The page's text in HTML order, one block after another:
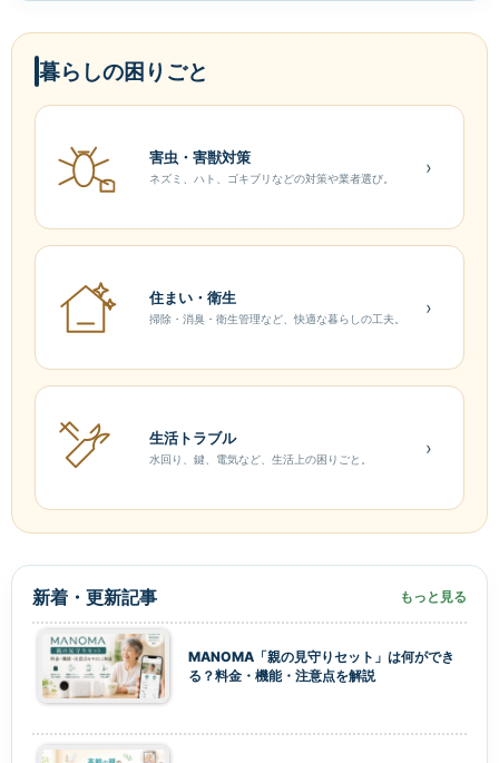
暮らしの困りごと
害虫・害獣対策
ネズミ、ハト、ゴキブリなどの対策や業者選び。
›
住まい・衛生
掃除・消臭・衛生管理など、快適な暮らしの工夫。
›
生活トラブル
水回り、鍵、電気など、生活上の困りごと。
›
新着・更新記事 もっと見る
MANOMA「親の見守りセット」は何ができ
る？料金・機能・注意点を解説